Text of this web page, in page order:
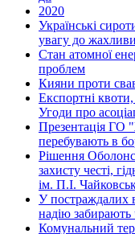
2020
Українські
увагу до
Стан атомної
проблем
Кияни проти
Експортні квоти,
Угоди про
Презентація ГО
перебувають в
Рішення
захисту честі,
ім. П.І.
У постраждалих
надію
Комунальний